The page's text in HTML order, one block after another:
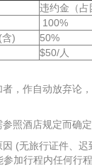
违约金（占
100%
)
50%
$50/人
，作自动放弃论
照酒店规定而确定
(无旅行证件、迟
加行程内任何行